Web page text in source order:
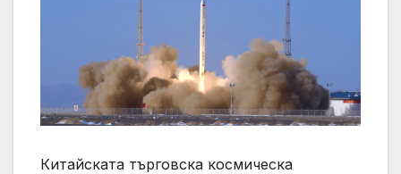
Китайската търговска космическа